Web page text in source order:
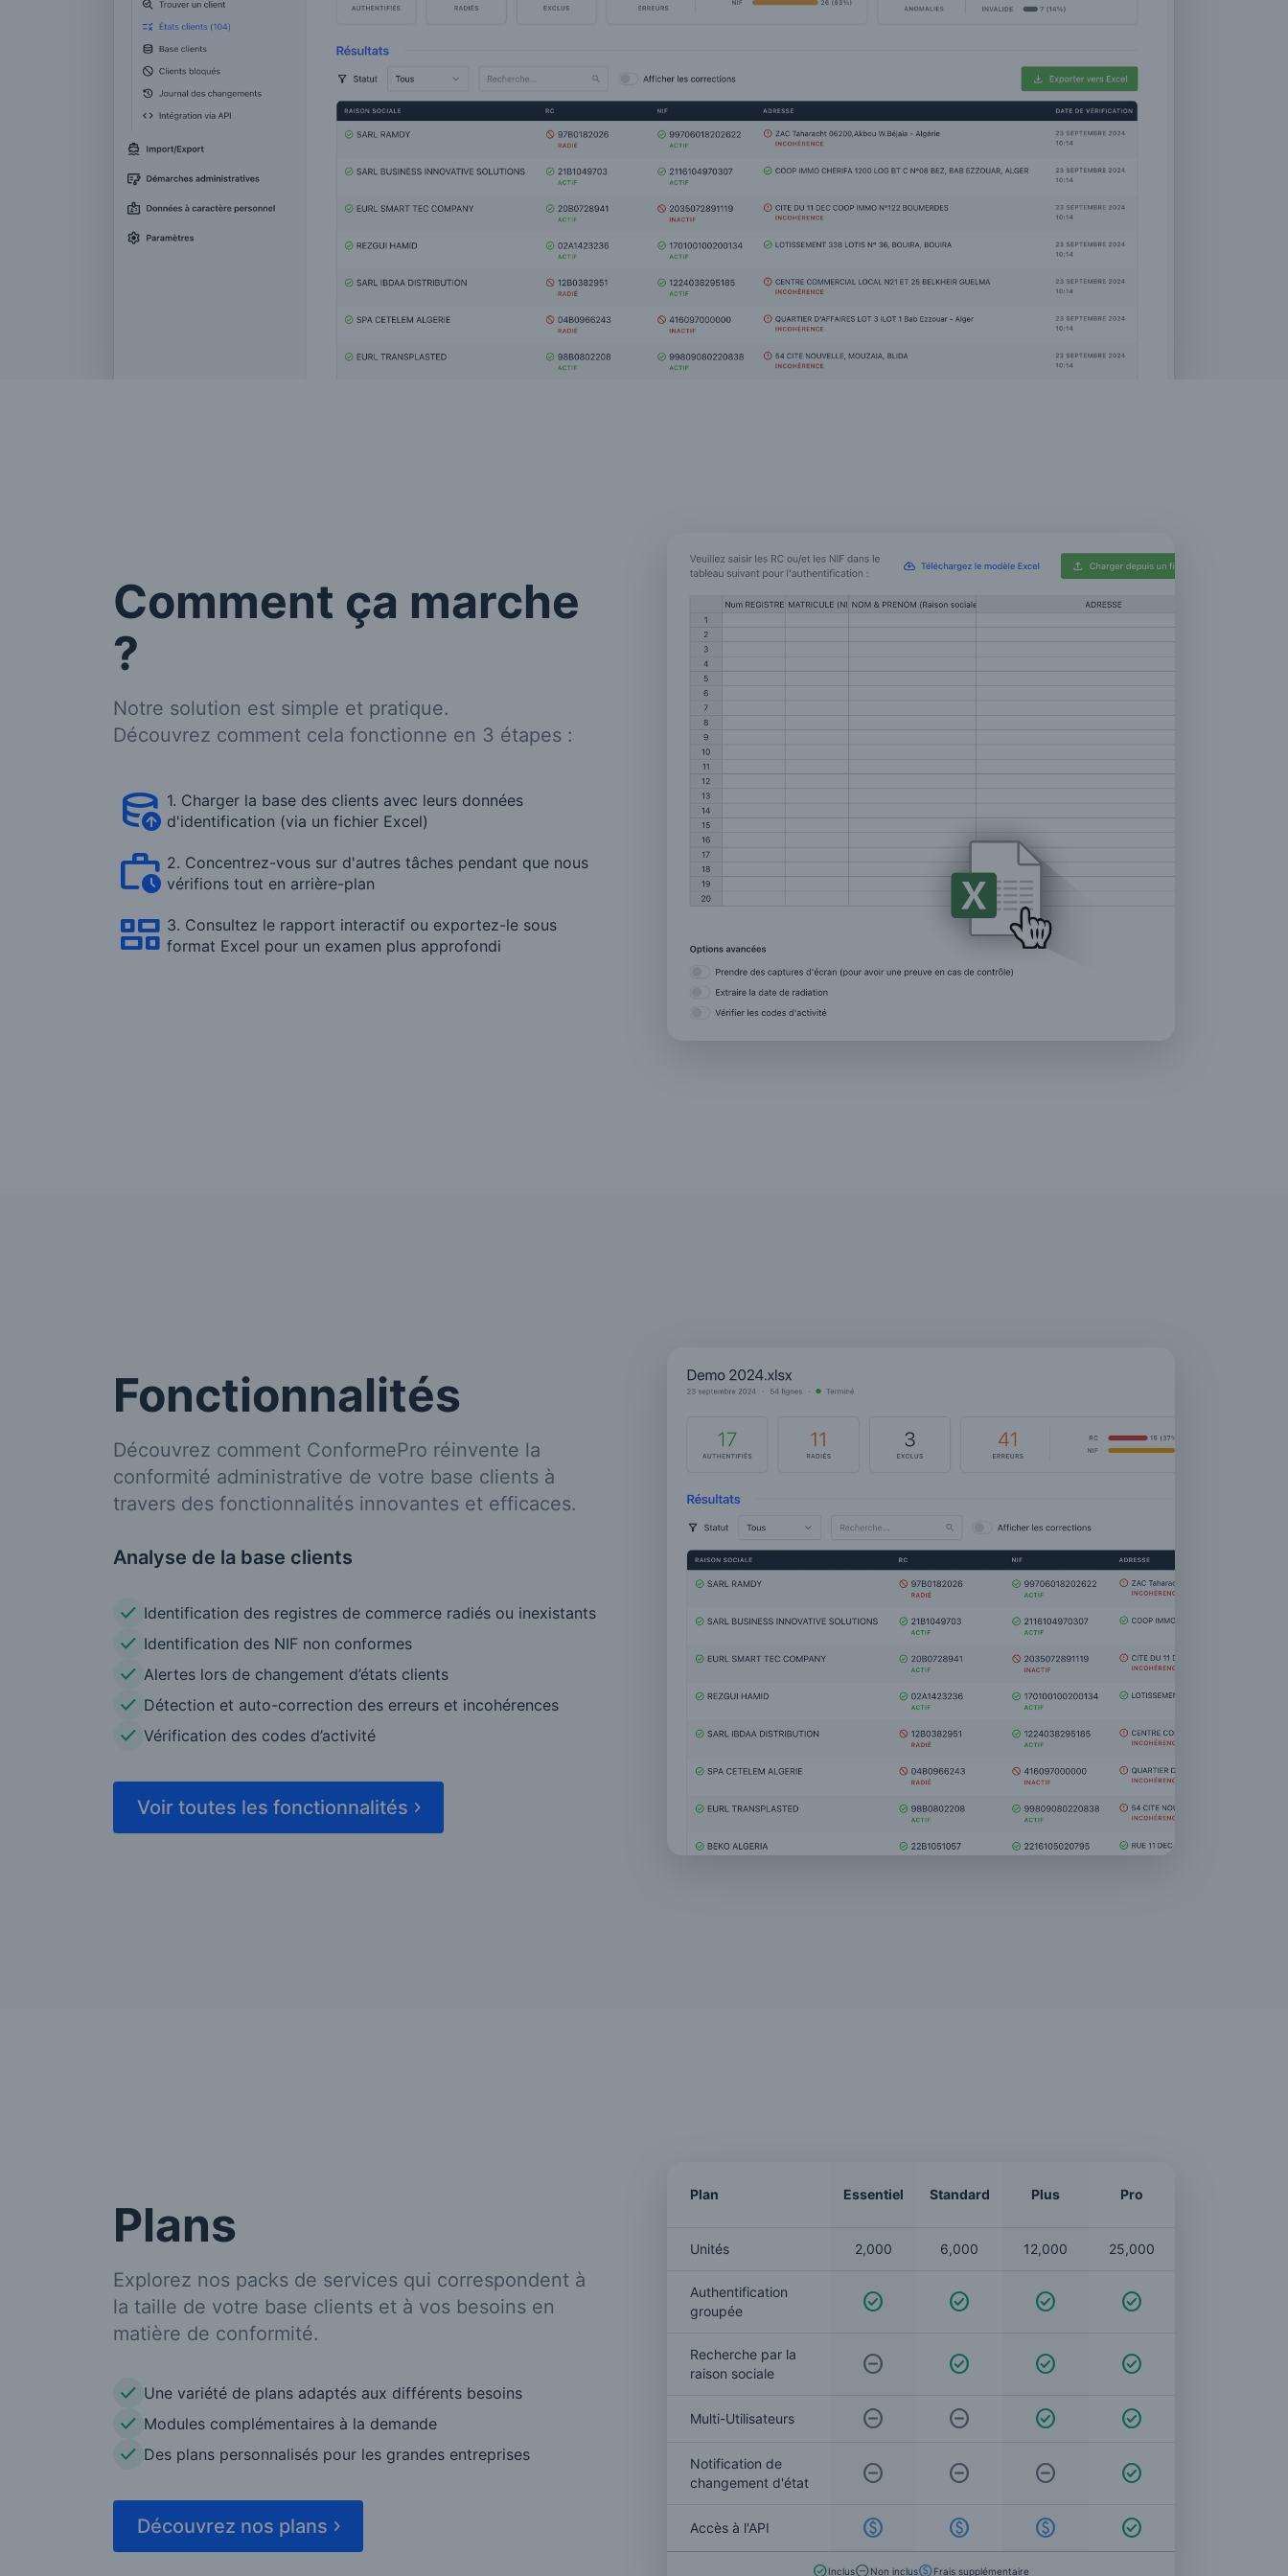
Comment ça marche
?
Notre solution est simple et pratique.
Découvrez comment cela fonctionne en 3 étapes :
1. Charger la base des clients avec leurs données
d'identification (via un fichier Excel)
2. Concentrez-vous sur d'autres tâches pendant que nous
vérifions tout en arrière-plan
3. Consultez le rapport interactif ou exportez-le sous
format Excel pour un examen plus approfondi
Fonctionnalités
Découvrez comment ConformePro réinvente la
conformité administrative de votre base clients à
travers des fonctionnalités innovantes et efficaces.
Analyse de la base clients
Identification des registres de commerce radiés ou inexistants
Identification des NIF non conformes
Alertes lors de changement d’états clients
Détection et auto-correction des erreurs et incohérences
Vérification des codes d’activité
Voir toutes les fonctionnalités
Plan Essentiel Standard Plus Pro
Unités 2,000 6,000 12,000 25,000
Authentification
groupée
Recherche par la
raison sociale
Multi-Utilisateurs
Notification de
changement d'état
Accès à l'API
Inclus Non inclus Frais supplémentaire
Plans
Explorez nos packs de services qui correspondent à
la taille de votre base clients et à vos besoins en
matière de conformité.
Une variété de plans adaptés aux différents besoins
Modules complémentaires à la demande
Des plans personnalisés pour les grandes entreprises
Découvrez nos plans